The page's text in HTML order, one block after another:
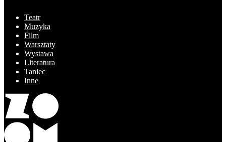
Teatr
Muzyka
Film
Warsztaty
Wystawa
Literatura
Taniec
Inne